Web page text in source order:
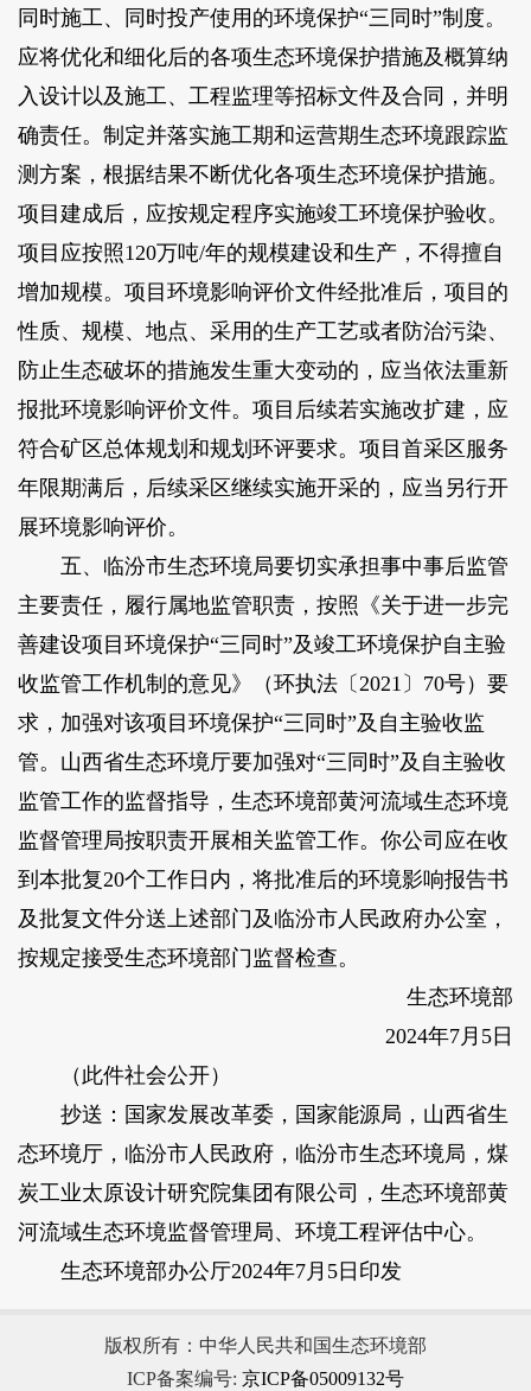
同时施工、同时投产使用的环境保护“三同时”制度。
应将优化和细化后的各项生态环境保护措施及概算纳
入设计以及施工、工程监理等招标文件及合同，并明
确责任。制定并落实施工期和运营期生态环境跟踪监
测方案，根据结果不断优化各项生态环境保护措施。
项目建成后，应按规定程序实施竣工环境保护验收。
项目应按照120万吨/年的规模建设和生产，不得擅自
增加规模。项目环境影响评价文件经批准后，项目的
性质、规模、地点、采用的生产工艺或者防治污染、
防止生态破坏的措施发生重大变动的，应当依法重新
报批环境影响评价文件。项目后续若实施改扩建，应
符合矿区总体规划和规划环评要求。项目首采区服务
年限期满后，后续采区继续实施开采的，应当另行开
展环境影响评价。
五、临汾市生态环境局要切实承担事中事后监管
主要责任，履行属地监管职责，按照《关于进一步完
善建设项目环境保护“三同时”及竣工环境保护自主验
收监管工作机制的意见》（环执法〔2021〕70号）要
求，加强对该项目环境保护“三同时”及自主验收监
管。山西省生态环境厅要加强对“三同时”及自主验收
监管工作的监督指导，生态环境部黄河流域生态环境
监督管理局按职责开展相关监管工作。你公司应在收
到本批复20个工作日内，将批准后的环境影响报告书
及批复文件分送上述部门及临汾市人民政府办公室，
按规定接受生态环境部门监督检查。
生态环境部
2024年7月5日
（此件社会公开）
抄送：国家发展改革委，国家能源局，山西省生
态环境厅，临汾市人民政府，临汾市生态环境局，煤
炭工业太原设计研究院集团有限公司，生态环境部黄
河流域生态环境监督管理局、环境工程评估中心。
生态环境部办公厅2024年7月5日印发
版权所有：中华人民共和国生态环境部
ICP备案编号: 京ICP备05009132号